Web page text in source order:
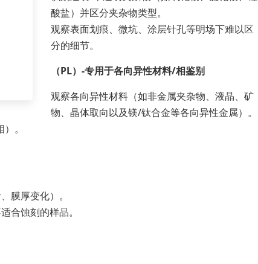
酸盐）并区分夹杂物类型。
观察表面划痕、微坑、涂层针孔等明场下难以区
分的细节。
（PL）-专用于各向异性材料/相鉴别
观察各向异性材料（如非金属夹杂物、液晶、矿
物、晶体取向以及镁/钛合金等各向异性金属）。
。
膜厚变化）。
合蚀刻的样品。